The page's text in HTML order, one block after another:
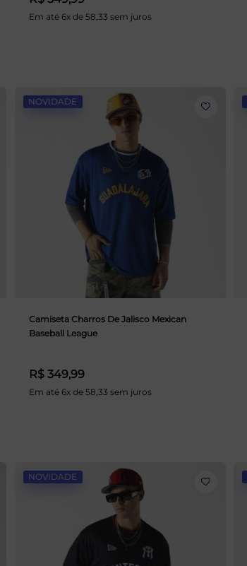
Em até 6x de 58,33 sem juros
NOVIDADE
Camiseta Charros De Jalisco Mexican
Baseball League
R$ 349,99
Em até 6x de 58,33 sem juros
NOVIDADE